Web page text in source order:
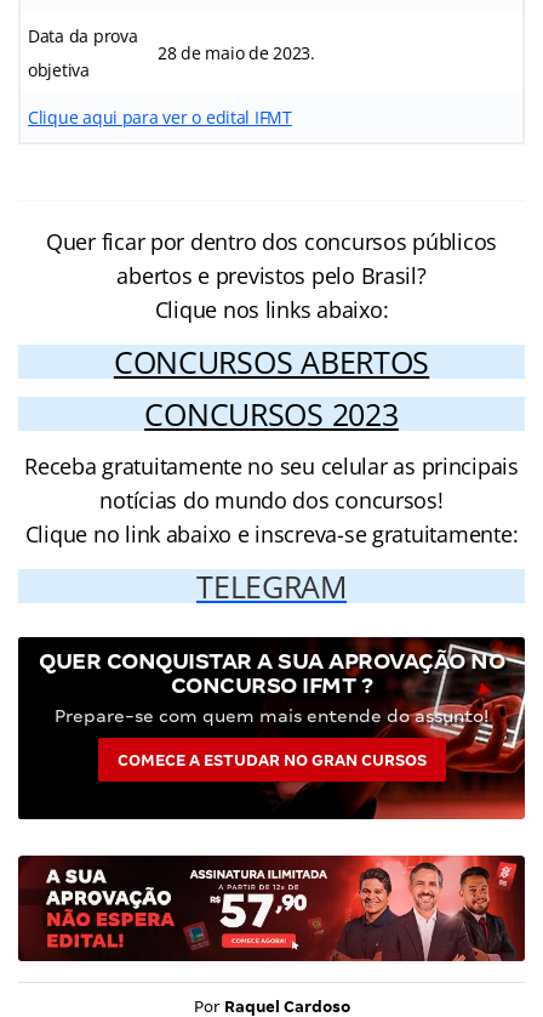
Data da prova
objetiva
28 de maio de 2023.
Clique aqui para ver o edital IFMT
Quer ficar por dentro dos concursos públicos
abertos e previstos pelo Brasil?
Clique nos links abaixo:
CONCURSOS ABERTOS
CONCURSOS 2023
Receba gratuitamente no seu celular as principais
notícias do mundo dos concursos!
Clique no link abaixo e inscreva-se gratuitamente:
TELEGRAM
QUER CONQUISTAR A SUA APROVAÇÃO NO
CONCURSO IFMT ?
Prepare-se com quem mais entende do assunto!
COMECE A ESTUDAR NO GRAN CURSOS
Por Raquel Cardoso